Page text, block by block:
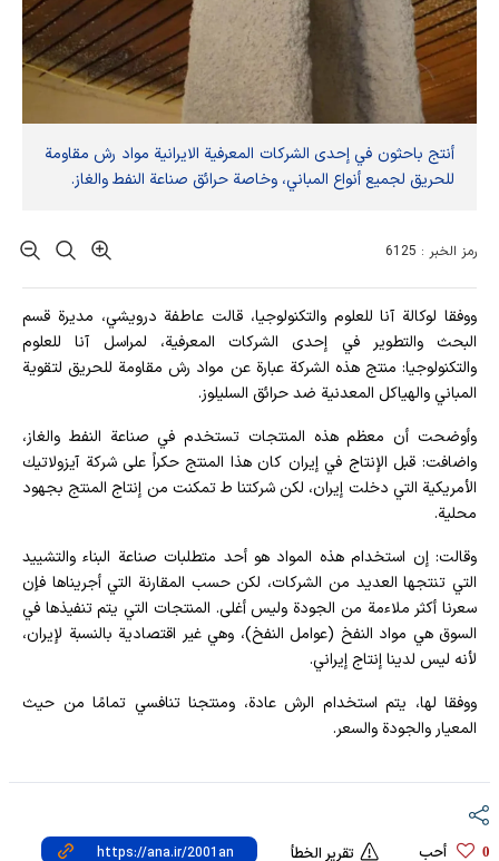
أنتج باحثون في إحدى الشركات المعرفية الايرانية مواد رش مقاومة
للحريق لجميع أنواع المباني، وخاصة حرائق صناعة النفط والغاز.
رمز الخبر : 6125
ووفقا لوكالة آنا للعلوم والتكنولوجيا، قالت عاطفة درويشي، مديرة قسم
البحث والتطوير في إحدى الشركات المعرفية، لمراسل آنا للعلوم
والتكنولوجيا: منتج هذه الشركة عبارة عن مواد رش مقاومة للحريق لتقوية
المباني والهياكل المعدنية ضد حرائق السليلوز.
وأوضحت أن معظم هذه المنتجات تستخدم في صناعة النفط والغاز،
واضافت: قبل الإنتاج في إيران كان هذا المنتج حكراً على شركة آيزولاتيك
الأمريكية التي دخلت إيران، لكن شركتنا ط تمكنت من إنتاج المنتج بجهود
محلية.
وقالت: إن استخدام هذه المواد هو أحد متطلبات صناعة البناء والتشييد
التي تنتجها العديد من الشركات، لكن حسب المقارنة التي أجريناها فإن
سعرنا أكثر ملاءمة من الجودة وليس أغلى. المنتجات التي يتم تنفيذها في
السوق هي مواد النفخ (عوامل النفخ)، وهي غير اقتصادية بالنسبة لإيران،
لأنه ليس لدينا إنتاج إيراني.
ووفقا لها، يتم استخدام الرش عادة، ومنتجنا تنافسي تمامًا من حيث
المعيار والجودة والسعر.
0 أحب تقرير الخطأ